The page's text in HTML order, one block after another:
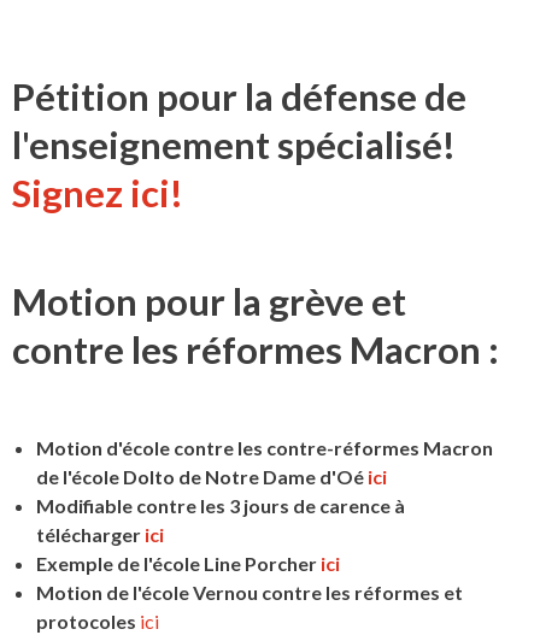
Pétition pour la défense de
l'enseignement spécialisé!
Signez ici!
Motion pour la grève et
contre les réformes Macron :
Motion d'école contre les contre-réformes Macron
de l'école Dolto de Notre Dame d'Oé ici
Modifiable contre les 3 jours de carence à
télécharger ici
Exemple de l'école Line Porcher ici
Motion de l'école Vernou contre les réformes et
protocoles ici